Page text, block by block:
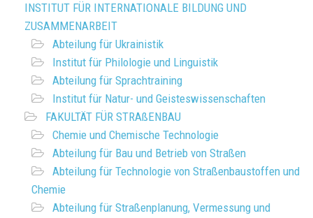
INSTITUT FÜR INTERNATIONALE BILDUNG UND
ZUSAMMENARBEIT
Abteilung für Ukrainistik
Institut für Philologie und Linguistik
Abteilung für Sprachtraining
Institut für Natur- und Geisteswissenschaften
FAKULTÄT FÜR STRAßENBAU
Chemie und Chemische Technologie
Abteilung für Bau und Betrieb von Straßen
Abteilung für Technologie von Straßenbaustoffen und
Chemie
Abteilung für Straßenplanung, Vermessung und